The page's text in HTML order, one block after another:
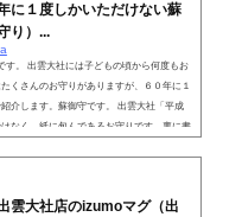
に１度しかいただけない蘇
り）...
す。 出雲大社には子どもの頃から何度もお
くさんのお守りがありますが、６０年に１
介します。蘇御守です。 出雲大社「平成
なく、紙に包んであるお守りです。裏に書
神縁に結ばれ...
雲大社店のizumoマグ（出